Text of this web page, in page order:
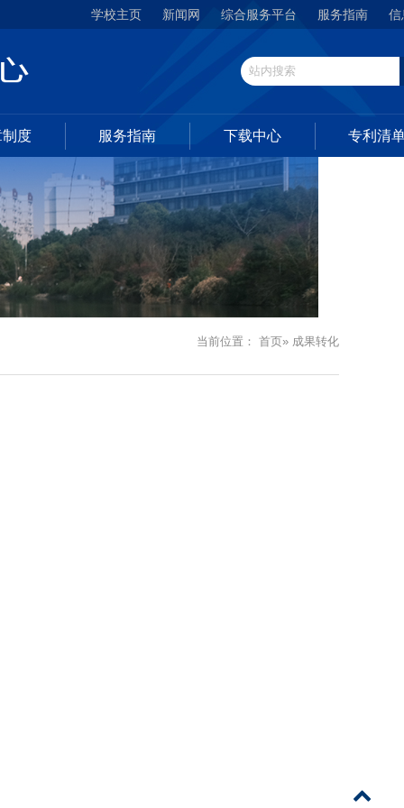
学校主页 新闻网 综合服务平台 服务指南 信
度 服务指南 下载中心 专利清
当前位置： 首页» 成果转化